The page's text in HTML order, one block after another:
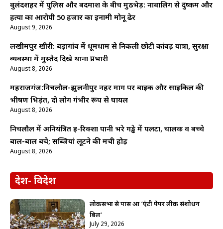
बुलंदशहर में पुलिस और बदमाश के बीच मुठभेड़: नाबालिग से दुष्कर्म और
हत्या का आरोपी 50 हजार का इनामी मोनू ढेर
August 9, 2026
लखीमपुर खीरी: बड़ागांव में धूमधाम से निकली छोटी कांवड़ यात्रा, सुरक्षा
व्यवस्था में मुस्तैद दिखे थाना प्रभारी
August 8, 2026
महराजगंज:निचलौल-झुलनीपुर नहर मार्ग पर बाइक और साइकिल की
भीषण भिड़ंत, दो लोग गंभीर रूप से घायल
August 8, 2026
निचलौल में अनियंत्रित ई-रिक्शा पानी भरे गड्ढे में पलटा, चालक व बच्चे
बाल-बाल बचे; सब्जियां लूटने की मची होड़
August 8, 2026
देश- विदेश
लोकसभा से पास हुआ ‘एंटी पेपर लीक संशोधन
बिल’
July 29, 2026